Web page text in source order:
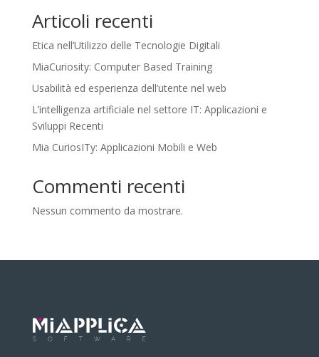
Articoli recenti
Etica nell’Utilizzo delle Tecnologie Digitali
MiaCuriosity: Computer Based Training
Usabilità ed esperienza dell’utente nel web
L’intelligenza artificiale nel settore IT: Applicazioni e
Sviluppi Recenti
Mia CuriosITy: Applicazioni Mobili e Web
Commenti recenti
Nessun commento da mostrare.